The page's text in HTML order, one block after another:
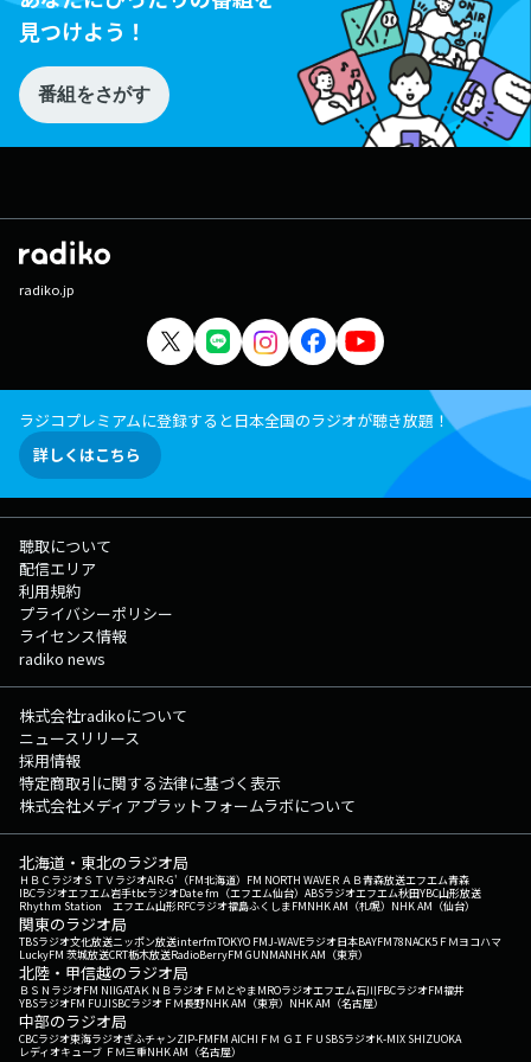
見つけよう！
番組をさがす
radiko.jp
ラジコプレミアムに登録すると日本全国のラジオが聴き放題！
詳しくはこちら
聴取について
配信エリア
利用規約
プライバシーポリシー
ライセンス情報
radiko news
株式会社radikoについて
ニュースリリース
採用情報
特定商取引に関する法律に基づく表示
株式会社メディアプラットフォームラボについて
北海道・東北のラジオ局
ＨＢＣラジオＳＴＶラジオAIR-G'（FM北海道） FM NORTH WAVEＲＡＢ青森放送エフエム青森
IBCラジオエフエム岩手tbcラジオDate fm（エフエム仙台） ABSラジオエフエム秋田YBC山形放送
Rhythm Station エフエム山形RFCラジオ福島ふくしまFMNHK AM（札幌） NHK AM（仙台）
関東のラジオ局
TBSラジオ文化放送ニッポン放送interfmTOKYO FMJ-WAVEラジオ日本BAYFM78NACK5 ＦＭヨコハマ
LuckyFM 茨城放送CRT栃木放送RadioBerryFM GUNMANHK AM（東京）
北陸・甲信越のラジオ局
ＢＳＮラジオFM NIIGATAＫＮＢラジオ ＦＭとやまMROラジオエフエム石川FBCラジオFM福井
YBSラジオFM FUJISBCラジオ ＦＭ長野NHK AM（東京） NHK AM（名古屋）
中部のラジオ局
CBCラジオ東海ラジオぎふチャンZIP-FMFM AICHI ＦＭ ＧＩＦＵ SBSラジオK-MIX SHIZUOKA
レディオキューブ ＦＭ三重NHK AM（名古屋）